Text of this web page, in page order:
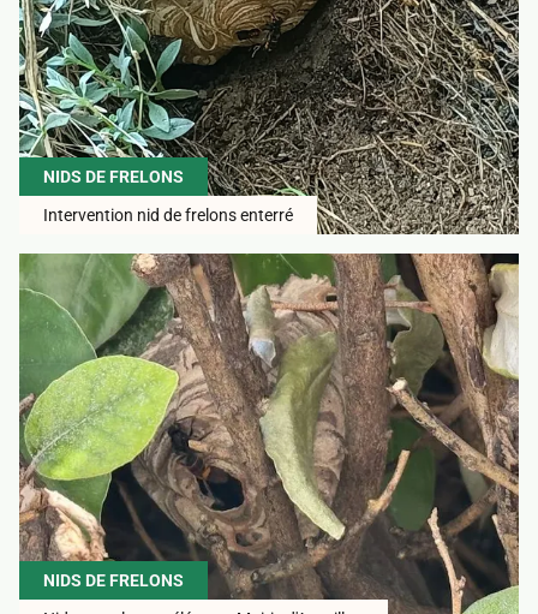
NIDS DE FRELONS
Intervention nid de frelons enterré
NIDS DE FRELONS